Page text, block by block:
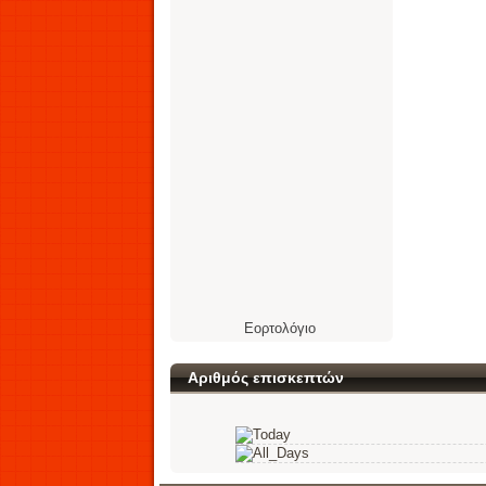
Εορτολόγιο
Αριθμός επισκεπτών